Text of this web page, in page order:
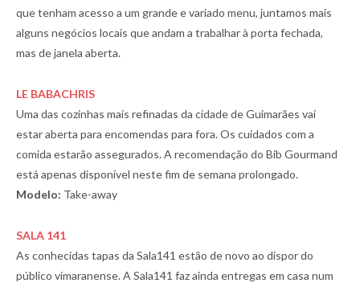
que tenham acesso a um grande e variado menu, juntamos mais
alguns negócios locais que andam a trabalhar à porta fechada,
mas de janela aberta.
LE BABACHRIS
Uma das cozinhas mais refinadas da cidade de Guimarães vai
estar aberta para encomendas para fora. Os cuidados com a
comida estarão assegurados. A recomendação do Bib Gourmand
está apenas disponível neste fim de semana prolongado.
Modelo: Take-away
SALA 141
As conhecidas tapas da Sala141 estão de novo ao dispor do
público vimaranense. A Sala141 faz ainda entregas em casa num